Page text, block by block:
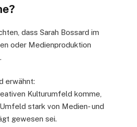
dass Sarah Bossard im
oder Medienproduktion
erwähnt:
Kulturumfeld komme,
stark von Medien- und
gewesen sei.